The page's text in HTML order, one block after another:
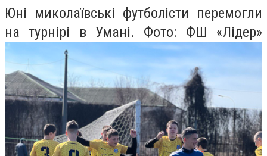
Юні миколаївські футболісти перемогли
на турнірі в Умані. Фото: ФШ «Лідер»